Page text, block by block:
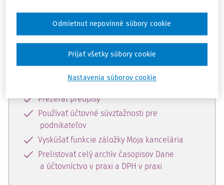
zadarmo prístup k vybranému obsahu
na 10 dní.
Vďaka registrácii si môžete
Prečítať platené články na portáli
Prezerať predpisy
Používať účtovné súvzťažnosti pre
podnikateľov
Vyskúšať funkcie záložky Moja kancelária
Prelistovať celý archív časopisov Dane
a účtovníctvo v praxi a DPH v praxi
Nastavenia súborov cookie
Odmietnut nepovinné súbory cookie
Prijať všetky súbory cookie